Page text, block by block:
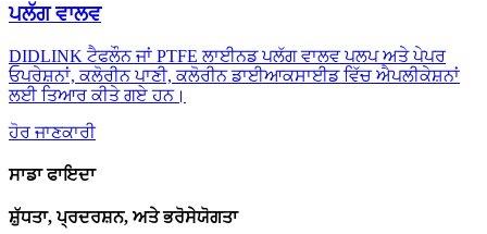
ਪਲੱਗ ਵਾਲਵ
DIDLINK ਟੈਫਲੌਨ ਜਾਂ PTFE ਲਾਈਨਡ ਪਲੱਗ ਵਾਲਵ ਪਲਪ ਅਤੇ ਪੇਪਰ
ਓਪਰੇਸ਼ਨਾਂ, ਕਲੋਰੀਨ ਪਾਣੀ, ਕਲੋਰੀਨ ਡਾਈਆਕਸਾਈਡ ਵਿੱਚ ਐਪਲੀਕੇਸ਼ਨਾਂ
ਲਈ ਤਿਆਰ ਕੀਤੇ ਗਏ ਹਨ।
ਹੋਰ ਜਾਣਕਾਰੀ
ਸਾਡਾ ਫਾਇਦਾ
ਸ਼ੁੱਧਤਾ, ਪ੍ਰਦਰਸ਼ਨ, ਅਤੇ ਭਰੋਸੇਯੋਗਤਾ